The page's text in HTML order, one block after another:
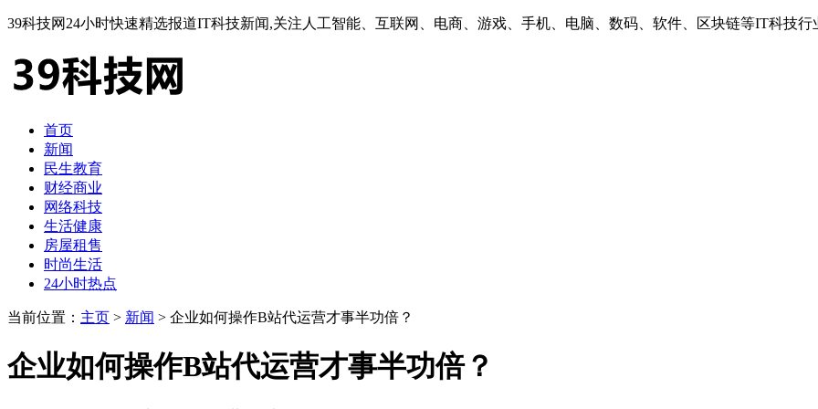
39科技网24小时快速精选报道IT科技新闻,关注人工智能、互联网、电商、游戏、手机、电脑、数码、软件、区块链等IT科技行
首页
新闻
民生教育
财经商业
网络科技
生活健康
房屋租售
时尚生活
24小时热点
当前位置： 主页 > 新闻 > 企业如何操作B站代运营才事半功倍？
企业如何操作B站代运营才事半功倍？